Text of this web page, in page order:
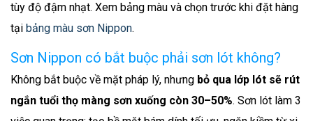
tùy độ đậm nhạt. Xem bảng màu và chọn trước khi đặt hàng
tại bảng màu sơn Nippon.
Sơn Nippon có bắt buộc phải sơn lót không?
Không bắt buộc về mặt pháp lý, nhưng bỏ qua lớp lót sẽ rút
ngắn tuổi thọ màng sơn xuống còn 30–50%. Sơn lót làm 3